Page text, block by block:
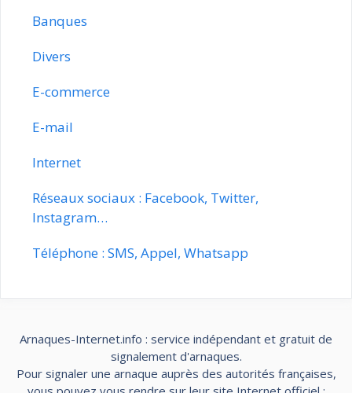
Banques
Divers
E-commerce
E-mail
Internet
Réseaux sociaux : Facebook, Twitter,
Instagram…
Téléphone : SMS, Appel, Whatsapp
Arnaques-Internet.info : service indépendant et gratuit de
signalement d'arnaques.
Pour signaler une arnaque auprès des autorités françaises,